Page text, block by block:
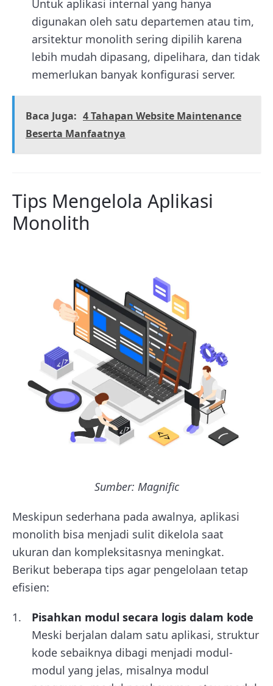
Untuk aplikasi internal yang hanya
digunakan oleh satu departemen atau tim,
arsitektur monolith sering dipilih karena
lebih mudah dipasang, dipelihara, dan tidak
memerlukan banyak konfigurasi server.
Baca Juga: 4 Tahapan Website Maintenance
Beserta Manfaatnya
Tips Mengelola Aplikasi
Monolith
Sumber: Magnific
Meskipun sederhana pada awalnya, aplikasi
monolith bisa menjadi sulit dikelola saat
ukuran dan kompleksitasnya meningkat.
Berikut beberapa tips agar pengelolaan tetap
efisien:
Pisahkan modul secara logis dalam kode
Meski berjalan dalam satu aplikasi, struktur
kode sebaiknya dibagi menjadi modul-
modul yang jelas, misalnya modul